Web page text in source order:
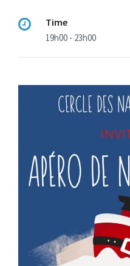
Time
19h00 - 23h00